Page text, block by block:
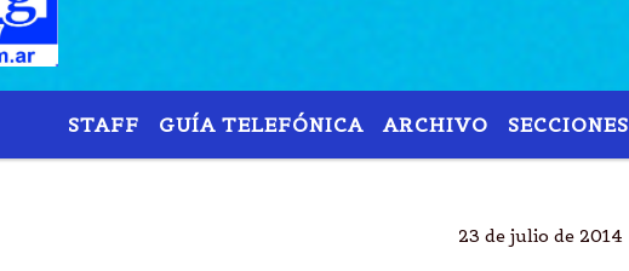
STAFF GUÍA TELEFÓNICA ARCHIVO SECCIONES
23 de julio de 2014